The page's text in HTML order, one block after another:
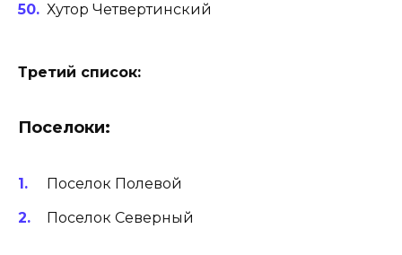
Хутор Четвертинский
Третий список:
Поселоки:
Поселок Полевой
Поселок Северный